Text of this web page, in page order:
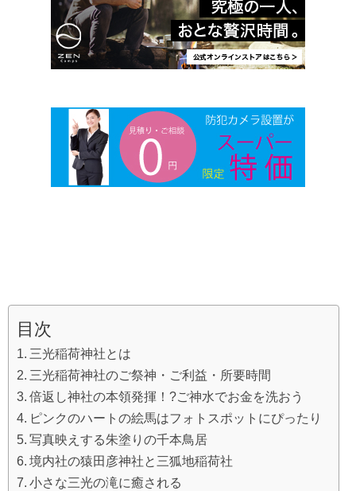
目次
三光稲荷神社とは
三光稲荷神社のご祭神・ご利益・所要時間
倍返し神社の本領発揮！?ご神水でお金を洗おう
ピンクのハートの絵馬はフォトスポットにぴったり
写真映えする朱塗りの千本鳥居
境内社の猿田彦神社と三狐地稲荷社
小さな三光の滝に癒される